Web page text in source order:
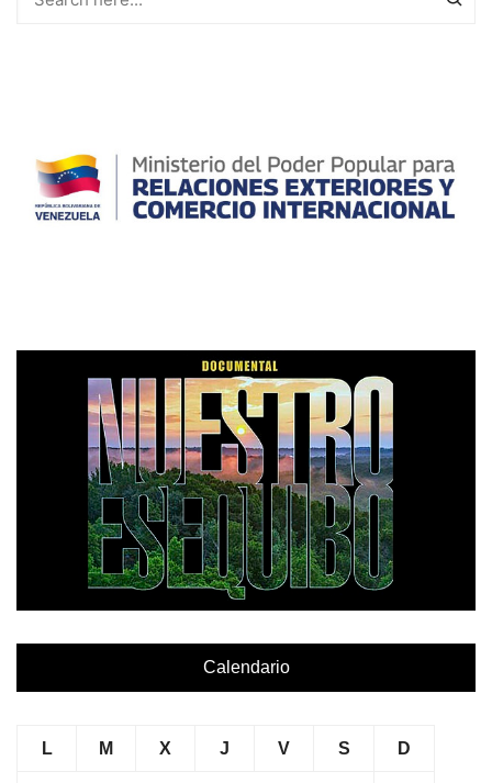
Calendario
L M X J V S D